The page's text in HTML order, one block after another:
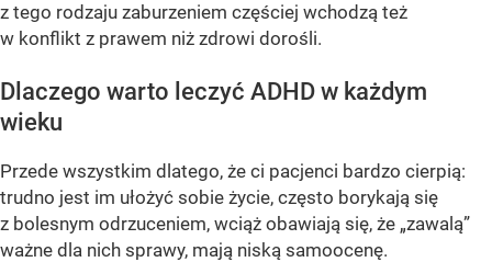
z tego rodzaju zaburzeniem częściej wchodzą też
w konflikt z prawem niż zdrowi dorośli.
Dlaczego warto leczyć ADHD w każdym
wieku
Przede wszystkim dlatego, że ci pacjenci bardzo cierpią:
trudno jest im ułożyć sobie życie, często borykają się
z bolesnym odrzuceniem, wciąż obawiają się, że „zawalą”
ważne dla nich sprawy, mają niską samoocenę.